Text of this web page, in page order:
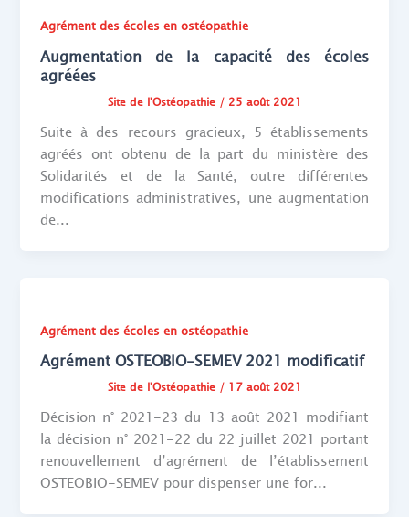
Agrément des écoles en ostéopathie
Augmentation de la capacité des écoles
agréées
Site de l'Ostéopathie/ 25 août 2021
Suite à des recours gracieux, 5 établissements
agréés ont obtenu de la part du ministère des
Solidarités et de la Santé, outre différentes
modifications administratives, une augmentation
de...
Agrément des écoles en ostéopathie
Agrément OSTEOBIO-SEMEV 2021 modificatif
Site de l'Ostéopathie/ 17 août 2021
Décision n° 2021-23 du 13 août 2021 modifiant
la décision n° 2021-22 du 22 juillet 2021 portant
renouvellement d’agrément de l’établissement
OSTEOBIO-SEMEV pour dispenser une for...